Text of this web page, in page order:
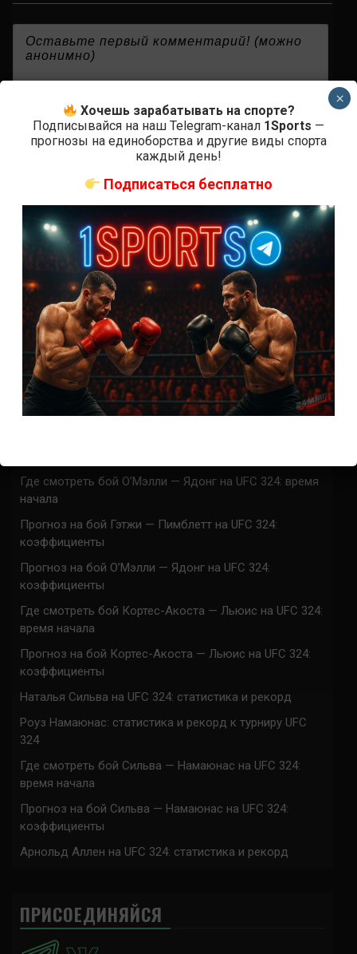
СВЕЖИЕ ЗАПИСИ
ACA 200 прямая трансляция
Марафон боев UFC 325 прямая трансляция
UFC 324 прямая трансляция
Марафон боев UFC 324 прямая трансляция
Где смотреть бой О’Мэлли — Ядонг на UFC 324: время
начала
Прогноз на бой Гэтжи — Пимблетт на UFC 324:
коэффициенты
Прогноз на бой О’Мэлли — Ядонг на UFC 324:
коэффициенты
Где смотреть бой Кортес-Акоста — Льюис на UFC 324:
время начала
Прогноз на бой Кортес-Акоста — Льюис на UFC 324:
коэффициенты
Наталья Сильва на UFC 324: статистика и рекорд
Роуз Намаюнас: статистика и рекорд к турниру UFC
324
Где смотреть бой Сильва — Намаюнас на UFC 324:
время начала
Прогноз на бой Сильва — Намаюнас на UFC 324:
коэффициенты
Арнольд Аллен на UFC 324: статистика и рекорд
ПРИСОЕДИНЯЙСЯ
Хочешь зарабатывать на спорте?
Подписывайся на наш Telegram-канал 1Sports —
прогнозы на единоборства и другие виды спорта
каждый день!
Подписаться бесплатно
×